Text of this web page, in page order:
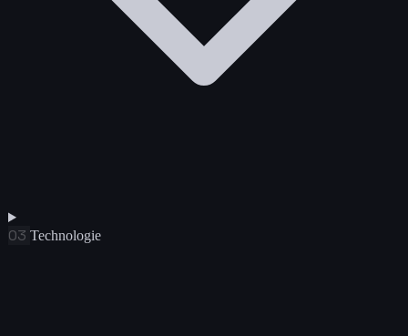
03 Technologie